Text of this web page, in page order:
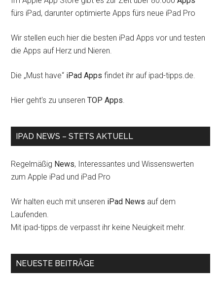
fürs iPad, darunter optimierte Apps fürs neue iPad Pro
Wir stellen euch hier die besten iPad Apps vor und testen
die Apps auf Herz und Nieren.
Die „Must have“ iPad Apps findet ihr auf ipad-tipps.de.
Hier geht's zu unserenTOP Apps.
IPAD NEWS – STETS AKTUELL
Regelmäßig News, Interessantes und Wissenswerten
zum Apple iPad und iPad Pro
Wir halten euch mit unseren iPad News auf dem
Laufenden.
Mit ipad-tipps.de verpasst ihr keine Neuigkeit mehr.
NEUESTE BEITRÄGE